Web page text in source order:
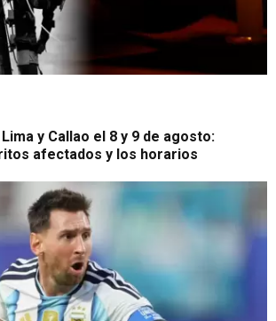
y Callao el 8 y 9 de agosto:
afectados y los horarios